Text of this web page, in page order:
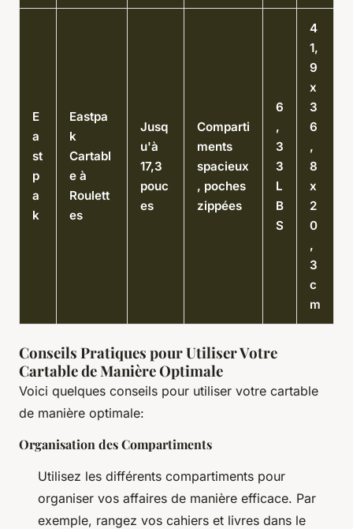
E
a
st
p
a
k
Eastpa
k
Cartabl
e à
Roulett
es
Jusq
u'à
17,3
pouc
es
Comparti
ments
spacieux
, poches
zippées
6
,
3
3
L
B
S
4
1,
9
x
3
6
,
8
x
2
0
,
3
c
m
Conseils Pratiques pour Utiliser Votre
Cartable de Manière Optimale
Voici quelques conseils pour utiliser votre cartable
de manière optimale:
Organisation des Compartiments
Utilisez les différents compartiments pour
organiser vos affaires de manière efficace. Par
exemple, rangez vos cahiers et livres dans le